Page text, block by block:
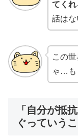
てくれ
話はな
この
ゃ…も
「自分が抵
ぐっていう